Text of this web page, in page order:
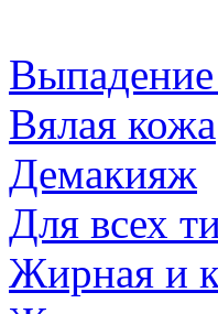
Вялая кожа
Демакияж
Для всех
Жирная и